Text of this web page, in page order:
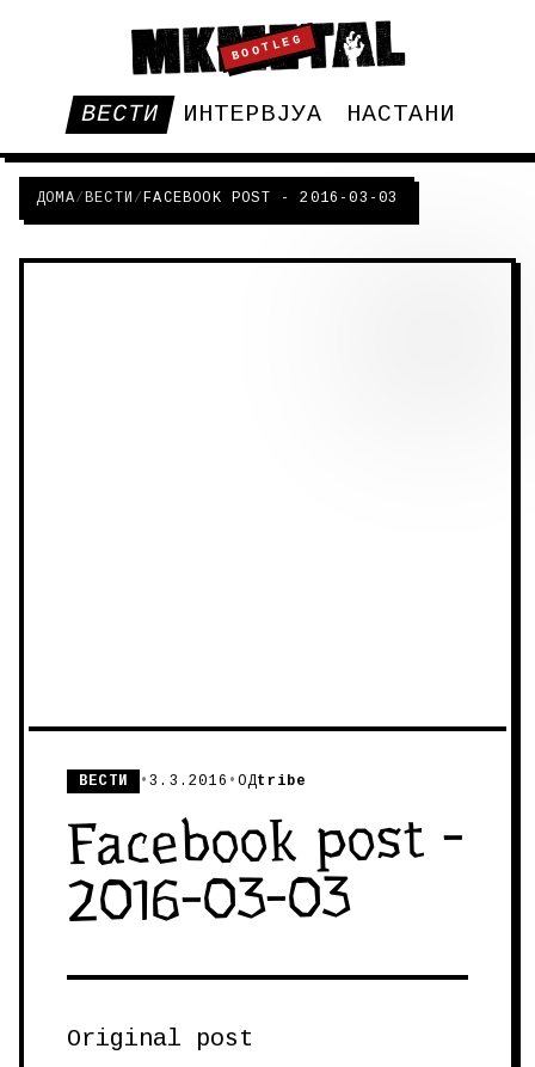
BOOTLEG
ВЕСТИ ИНТЕРВЈУА НАСТАНИ
ДОМА/ВЕСТИ /FACEBOOK POST - 2016-03-03
ВЕСТИ •3.3.2016 •ОДtribe
Facebook post -
2016-03-03
Original post